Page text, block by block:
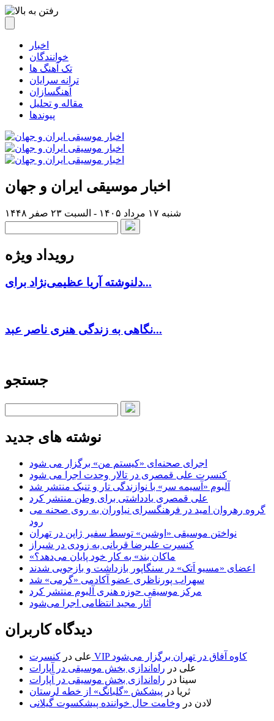
اخبار
خوانندگان
تک آهنگ ها
ترانه سرایان
آهنگسازان
مقاله و تحلیل
پیوندها
اخبار موسیقی ایران و جهان
شنبه ۱۷ مرداد ۱۴۰۵ - السبت ۲۳ صفر ۱۴۴۸
رویداد ویژه
دلنوشته آریا عظیمی‌نژاد برای...
نگاهی به زندگی هنری ناصر عبد...
جستجو
نوشته های جدید
اجرای صحنه‌ای «کیستم من» برگزار می شود
کنسرت علی قمصری در تالار وحدت اجرا می شود
آلبوم «آسیمه سر» با نوازندگی تار و تنبک منتشر شد
علی قمصری یادداشتی برای وطن منتشر کرد
گروه رهروان امید در فرهنگسرای نیاوران به روی صحنه می
رود
نواختن موسیقی «اوشین» توسط سفیر ژاپن در تهران
کنسرت علیرضا قربانی به زودی در شیراز
«ماکان بند» به کار خود پایان می‌دهد؟
اعضای «مسیو اَتک» در سنگاپور بازداشت و بازجویی شدند
سهراب پورناظری عضو آکادمی «گرمی» شد
مرکز موسیقی حوزه هنری آلبوم منتشر کرد
آثار مجید انتظامی اجرا می‌شود
دیدگاه کاربران
علی در
کنسرت VIP کاوه آفاق در تهران برگزار می‌شود
علی در راه‌اندازی بخش موسیقی در آپارات
سینا در راه‌اندازی بخش موسیقی در آپارات
ثریا در پیشکش «گلبانگ» از خطه لرستان
لادن در وخامت حال خواننده پیشکسوت گیلانی